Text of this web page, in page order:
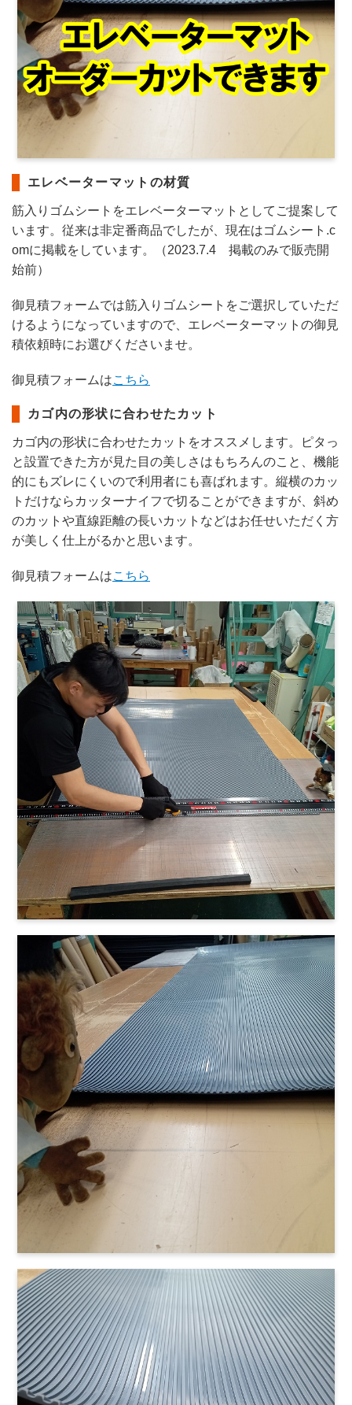
エレベーターマットの材質
筋入りゴムシートをエレベーターマットとしてご提案して
います。従来は非定番商品でしたが、現在はゴムシート.c
omに掲載をしています。（2023.7.4 掲載のみで販売開
始前）
御見積フォームでは筋入りゴムシートをご選択していただ
けるようになっていますので、エレベーターマットの御見
積依頼時にお選びくださいませ。
御見積フォームはこちら
カゴ内の形状に合わせたカット
カゴ内の形状に合わせたカットをオススメします。ピタっ
と設置できた方が見た目の美しさはもちろんのこと、機能
的にもズレにくいので利用者にも喜ばれます。縦横のカッ
トだけならカッターナイフで切ることができますが、斜め
のカットや直線距離の長いカットなどはお任せいただく方
が美しく仕上がるかと思います。
御見積フォームはこちら